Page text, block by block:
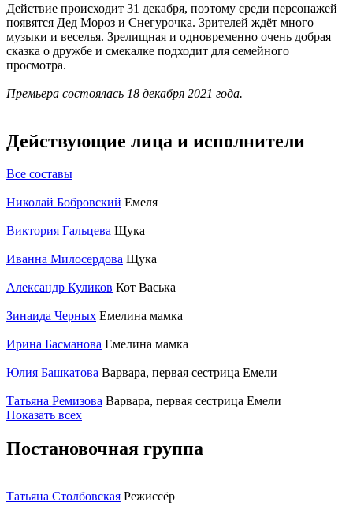
Действие происходит 31 декабря, поэтому среди персонажей
появятся Дед Мороз и Снегурочка. Зрителей ждёт много
музыки и веселья. Зрелищная и одновременно очень добрая
сказка о дружбе и смекалке подходит для семейного
просмотра.
Премьера состоялась 18 декабря 2021 года.
Действующие лица и исполнители
Все составы
Николай Бобровский Емеля
Виктория Гальцева Щука
Иванна Милосердова Щука
Александр Куликов Кот Васька
Зинаида Черных Емелина мамка
Ирина Басманова Емелина мамка
Юлия Башкатова Варвара, первая сестрица Емели
Татьяна Ремизова Варвара, первая сестрица Емели
Показать всех
Постановочная группа
Татьяна Столбовская Режиссёр